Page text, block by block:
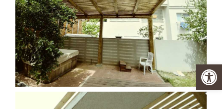
פתח סרגל נגישות